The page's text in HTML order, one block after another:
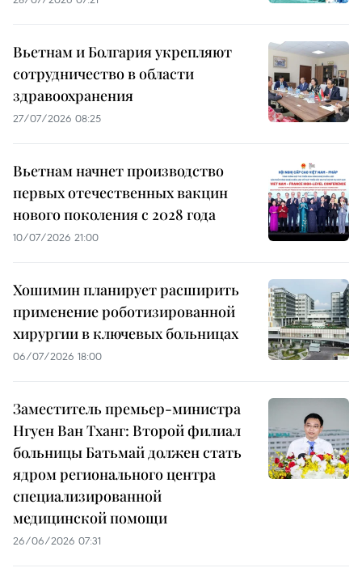
Вьетнам и Болгария укрепляют
сотрудничество в области
здравоохранения
27/07/2026 08:25
Вьетнам начнет производство
первых отечественных вакцин
нового поколения с 2028 года
10/07/2026 21:00
Хошимин планирует расширить
применение роботизированной
хирургии в ключевых больницах
06/07/2026 18:00
Заместитель премьер-министра
Нгуен Ван Тханг: Второй филиал
больницы Батьмай должен стать
ядром регионального центра
специализированной
медицинской помощи
26/06/2026 07:31